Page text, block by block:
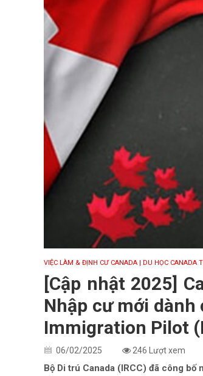
VIỆC LÀM & ĐỊNH CƯ CANADA | DU HỌC CANADA
[Cập nhật 2025]
Nhập cư mới
Immigration Pilot
06/02/2025 246 Lượt xem
Bộ Di trú Canada (IRCC) đã công